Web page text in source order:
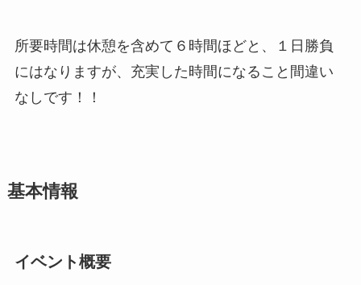
所要時間は休憩を含めて ６ 時間ほどと、１日勝負
にはなりますが、充実した時間になること間違い
なしです！！
基本情報
イベント概要